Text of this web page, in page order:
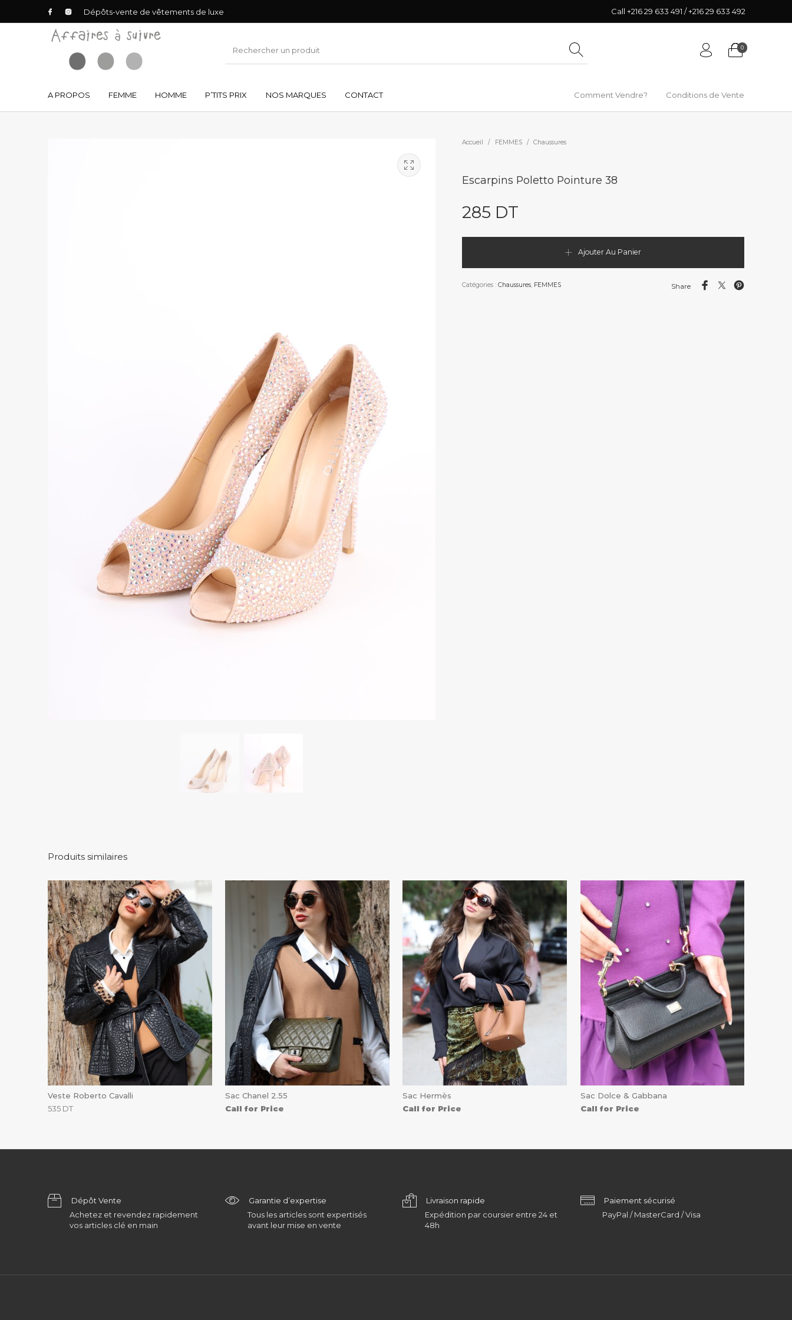
Dépôts-vente de vêtements de luxe Call +216 29 633 491 / +216 29 633 492
0
A PROPOS FEMME HOMME P’TITS PRIX NOS MARQUES CONTACT Comment Vendre? Conditions de Vente
Accueil / FEMMES / Chaussures
Escarpins Poletto Pointure 38
285 DT
Ajouter Au Panier
Share
Catégories : Chaussures, FEMMES
Produits similaires
Veste Roberto Cavalli
535 DT
Sac Chanel 2.55
Call for Price
Sac Hermès
Call for Price
Sac Dolce & Gabbana
Call for Price
Dépôt Vente
Achetez et revendez rapidement
vos articles clé en main
Garantie d’expertise
Tous les articles sont expertisés
avant leur mise en vente
Livraison rapide
Expédition par coursier entre 24 et
48h
Paiement sécurisé
PayPal / MasterCard / Visa